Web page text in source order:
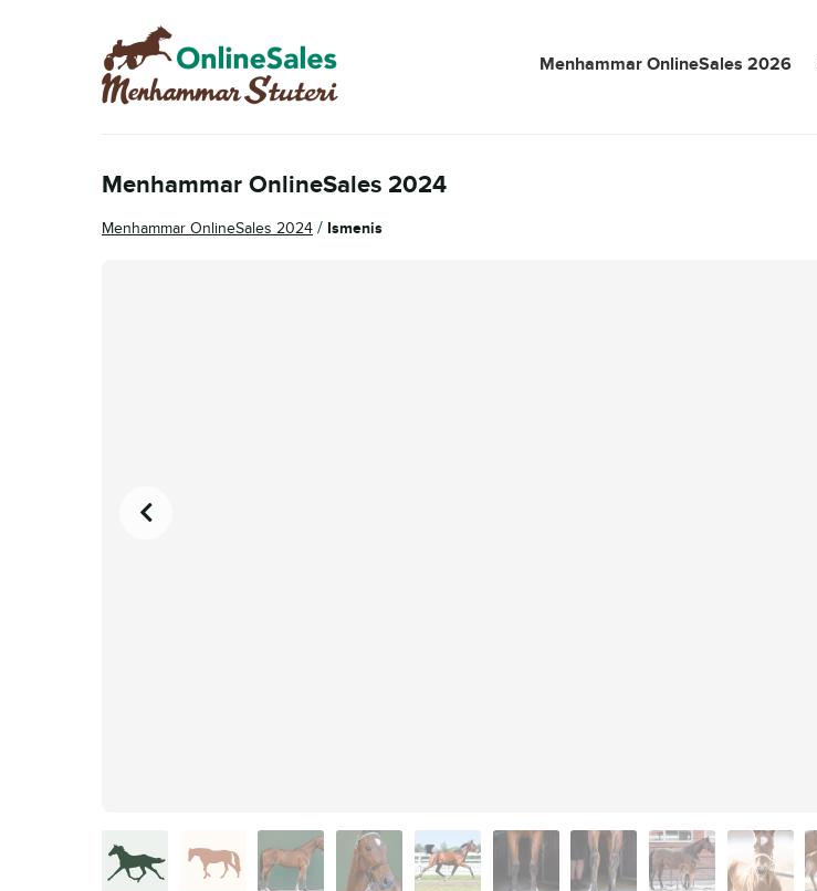
Hoppa
till
navigering
Hoppa
till
innehåll
Menhammar OnlineSales 2026
Menhammar OnlineSales 2024
Menhammar OnlineSales 2024 / Ismenis